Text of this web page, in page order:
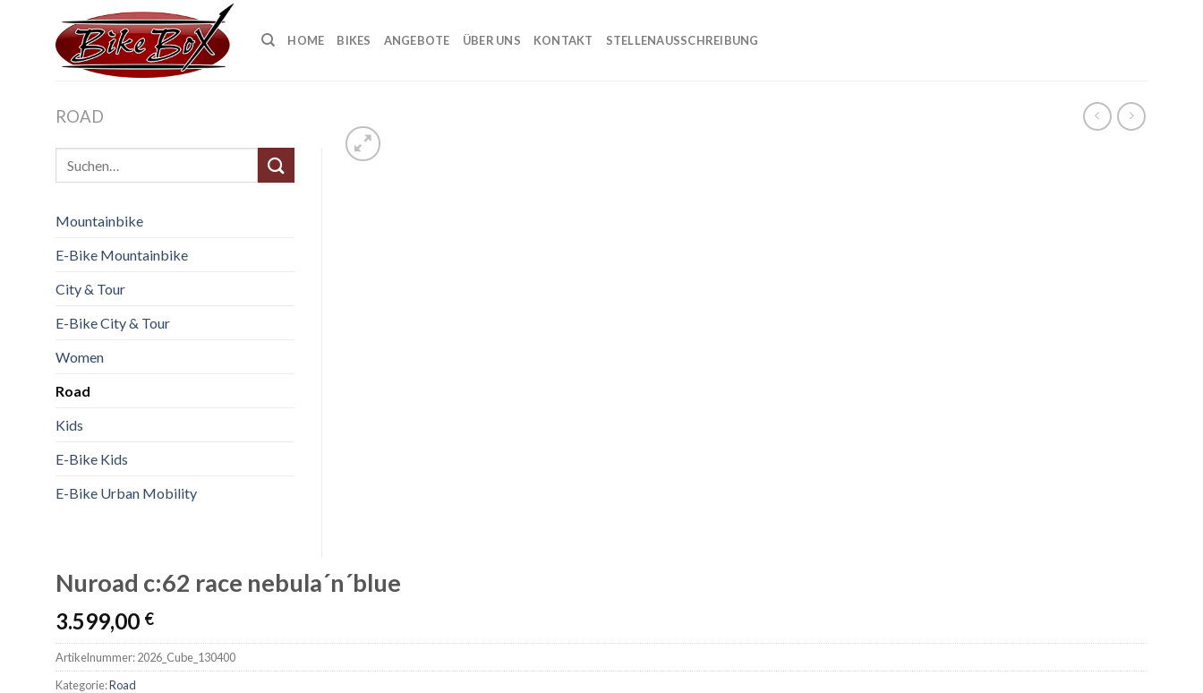
HOME BIKES ANGEBOTE ÜBER UNS KONTAKT STELLENAUSSCHREIBUNG
ROAD
Nuroad c:62 race nebula´n´blue
3.599,00 €
Artikelnummer:2026_Cube_130400
Kategorie:Road
Mountainbike
E-Bike Mountainbike
City & Tour
E-Bike City & Tour
Women
Road
Kids
E-Bike Kids
E-Bike Urban Mobility